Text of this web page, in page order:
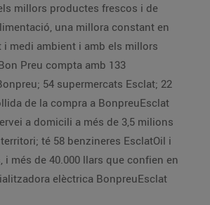
millors productes frescos i de
una millora constant en
medi ambient i amb els millors
Preu compta amb 133
54 supermercats Esclat; 22
de la compra a BonpreuEsclat
a domicili a més de 3,5 milions
té 58 benzineres EsclatOil i
i més de 40.000 llars que confien en
elèctrica BonpreuEsclat